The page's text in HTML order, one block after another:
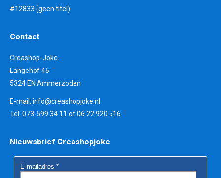
#12833 (geen titel)
Contact
Creashop-Joke
Langehof 45
5324 EN Ammerzoden
E-mail: info@creashopjoke.nl
Tel: 073-599 34 11 of 06 22 920 516
Nieuwsbrief Creashopjoke